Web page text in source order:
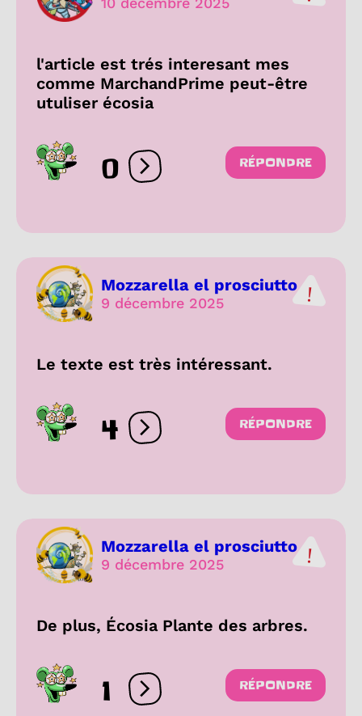
l'article est trés interesant mes
comme MarchandPrime peut-être
utuliser écosia
0 Ouvrir les réactions
RÉPONDRE
Mozzarella el prosciutto
9 décembre 2025
Le texte est très intéressant.
4 Ouvrir les réactions
RÉPONDRE
Mozzarella el prosciutto
9 décembre 2025
De plus, Écosia Plante des arbres.
1 Ouvrir les réactions
RÉPONDRE